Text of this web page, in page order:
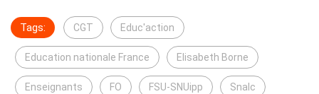
Tags: CGT Educ'action
Education nationale France Elisabeth Borne
Enseignants FO FSU-SNUipp Snalc